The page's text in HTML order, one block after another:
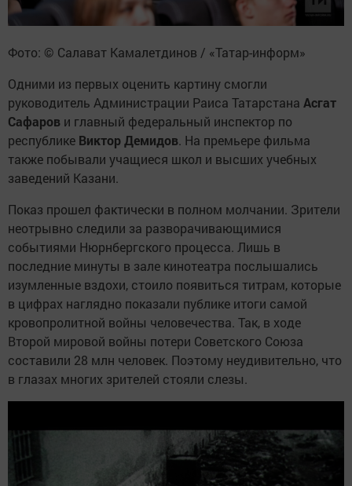
Фото: © Салават Камалетдинов / «Татар-информ»
Одними из первых оценить картину смогли
руководитель Администрации Раиса Татарстана Асгат
Сафаров и главный федеральный инспектор по
республике Виктор Демидов. На премьере фильма
также побывали учащиеся школ и высших учебных
заведений Казани.
Показ прошел фактически в полном молчании. Зрители
неотрывно следили за разворачивающимися
событиями Нюрнбергского процесса. Лишь в
последние минуты в зале кинотеатра послышались
изумленные вздохи, стоило появиться титрам, которые
в цифрах наглядно показали публике итоги самой
кровопролитной войны человечества. Так, в ходе
Второй мировой войны потери Советского Союза
составили 28 млн человек. Поэтому неудивительно, что
в глазах многих зрителей стояли слезы.